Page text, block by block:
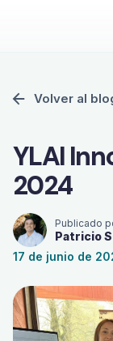
Volver al
YLAI
2024
Publicado
Patricio
17 de junio de